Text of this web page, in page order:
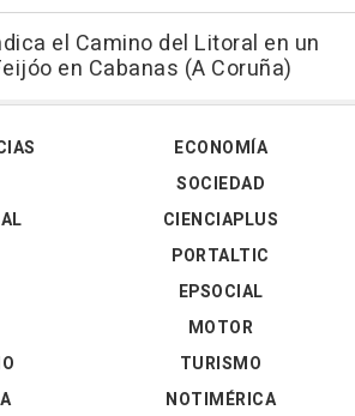
el Camino del Litoral en un
en Cabanas (A Coruña)
ECONOMÍA
SOCIEDAD
CIENCIAPLUS
PORTALTIC
EPSOCIAL
MOTOR
TURISMO
NOTIMÉRICA